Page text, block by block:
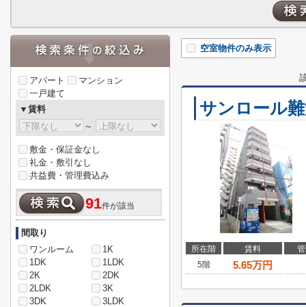
空室物件のみ表示
サンロール
所在階 賃料
5階
5.65万円
アパート
マンション
一戸建て
▼賃料
～
敷金・保証金なし
礼金・敷引なし
共益費・管理費込み
91件が該当
間取り
ワンルーム
1K
1DK
1LDK
2K
2DK
2LDK
3K
3DK
3LDK